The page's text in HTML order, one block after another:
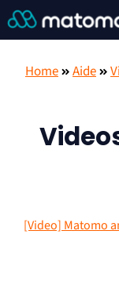
Home Aide
[Video] Matomo